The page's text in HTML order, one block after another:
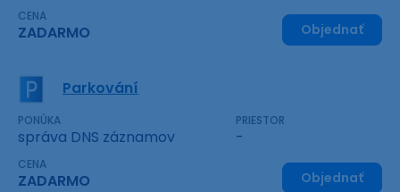
CENA
ZADARMO Objednať
Parkování
PONÚKA
správa DNS záznamov
PRIESTOR
-
CENA
ZADARMO Objednať